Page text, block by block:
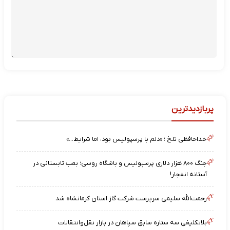
پربازدیدترین
خداحافظی تلخ ؛ «دلم با پرسپولیس بود، اما شرایط…»
جنگ ۸۰۰ هزار دلاری پرسپولیس و باشگاه روسی؛ بمب تابستانی در
آستانه انفجار!
رحمت‌الله سلیمی سرپرست شرکت گاز استان کرمانشاه شد
بلاتکلیفی سه ستاره سابق سپاهان در بازار نقل‌وانتقالات